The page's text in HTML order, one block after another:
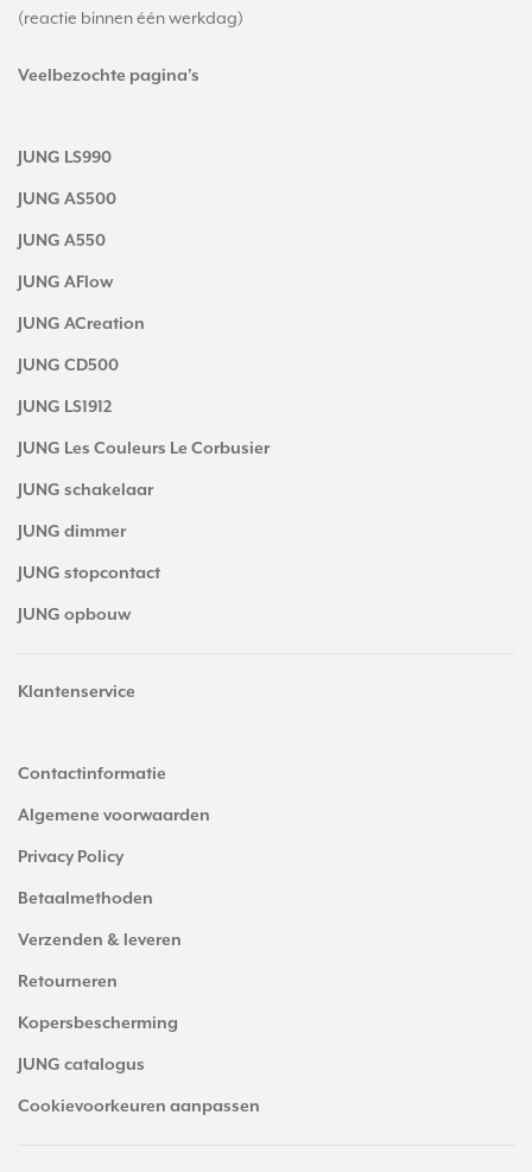
(reactie binnen één werkdag)
Veelbezochte pagina's
JUNG LS990
JUNG AS500
JUNG A550
JUNG AFlow
JUNG ACreation
JUNG CD500
JUNG LS1912
JUNG Les Couleurs Le Corbusier
JUNG schakelaar
JUNG dimmer
JUNG stopcontact
JUNG opbouw
Klantenservice
Contactinformatie
Algemene voorwaarden
Privacy Policy
Betaalmethoden
Verzenden & leveren
Retourneren
Kopersbescherming
JUNG catalogus
Cookievoorkeuren aanpassen